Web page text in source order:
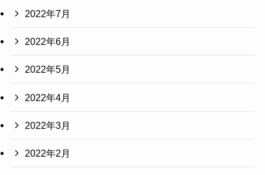
2022年7月
2022年6月
2022年5月
2022年4月
2022年3月
2022年2月